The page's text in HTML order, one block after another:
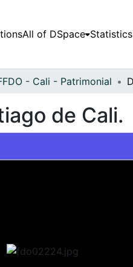
All of DSpace Statistics
- Cali - Patrimonial
de Cali.